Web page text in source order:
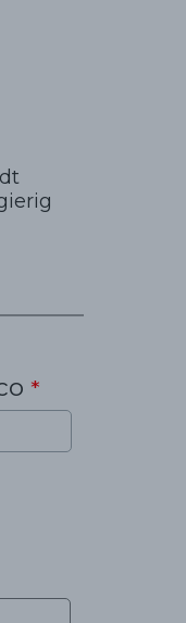
*